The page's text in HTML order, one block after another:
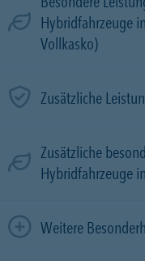
Hybridfahrzeuge
Vollkasko)
Zusätzliche
Zusätzliche
Hybridfahrzeuge
Weitere